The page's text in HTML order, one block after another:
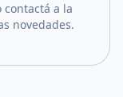
a la
novedades.